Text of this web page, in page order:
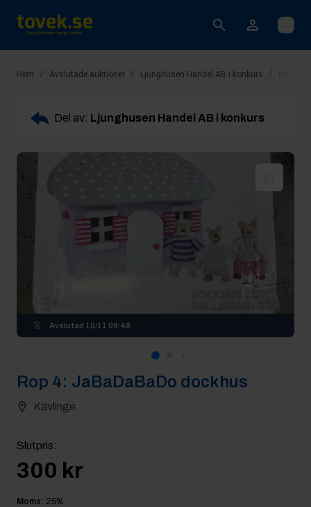
Öppna
Hem / Avslutade auktioner / Ljunghusen Handel AB i konkurs /
Del av: Ljunghusen Handel AB i konkurs
Avslutad 10/11 09:48
Rop 4: JaBaDaBaDo dockhus
Kävlinge
Slutpris:
300 kr
Moms: 25%